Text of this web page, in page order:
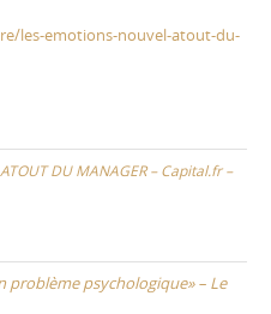
les-emotions-nouvel-atout-du-
DU MANAGER – Capital.fr –
problème psychologique» – Le